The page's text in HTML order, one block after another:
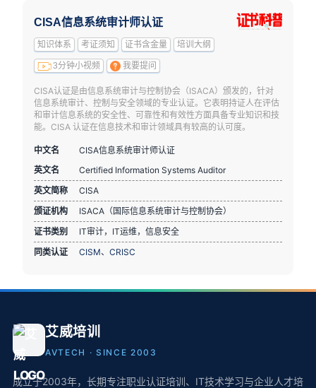
CISA信息系统审计师认证
知识体系 考证须知 证书含金量 培训大纲
3分钟小视频 我要提问
CISA认证是由信息系统审计与控制协会（ISACA）颁发的，针对
信息系统审计、控制与安全领域的专业认证。它表明持证人在评估
和审计信息系统的安全性、可靠性和有效性方面具备专业知识和技
能。CISA 认证在信息技术和审计领域具有较高的认可度。
中文名
CISA信息系统审计师认证
英文名
Certified Information Systems Auditor
英文简称
CISA
颁证机构
ISACA（国际信息系统审计与控制协会）
证书类别
IT审计，IT运维，信息安全
同类认证
CISM、CRISC
艾威培训
AVTECH · SINCE 2003
成立于2003年，长期专注职业认证培训、IT技术学习与企业人才培